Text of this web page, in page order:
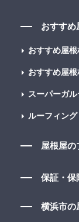
おすすめ
おすすめ屋
おすすめ屋
スーパーガル
ルーフィン
屋根屋の
保証・保
横浜市の